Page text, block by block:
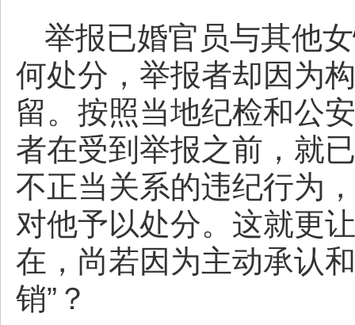
举报已婚官员与其他
何处分，举报者却因为
留。按照当地纪检和公
者在受到举报之前，就
不正当关系的违纪行为
对他予以处分。这就更
在，尚若因为主动承认
销”？